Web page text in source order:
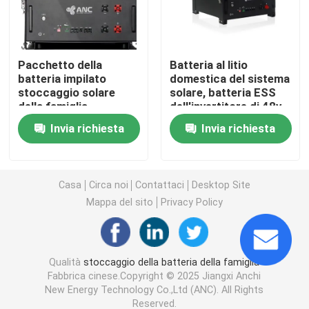
Sistemi di accumulo di batterie commerciali
batteria di 48v Lifepo4
batteria del carretto di golf 48V
Accumulatore a energia solare
Batteria al litio di immagazzinamento dell'energia
Batteria LiFePO4
Pacchetto della
batteria impilato
stoccaggio solare
della famiglia,
pacchetto della
batteria di Lifepo4 48v
100ah
Invia richiesta
Batteria al litio
domestica del sistema
solare, batteria ESS
dell'invertitore di 48v
100ah
Invia richiesta
Casa Circa noi Contattaci
Desktop Site
Mappa del sito
Privacy Policy
Qualitàstoccaggio della batteria della famiglia
Fabbrica cinese.Copyright © 2025 Jiangxi Anchi
New Energy Technology Co.,Ltd (ANC). All Rights
Reserved.